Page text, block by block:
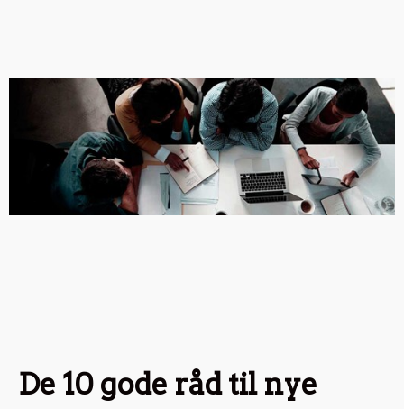
De 10 gode råd til nye